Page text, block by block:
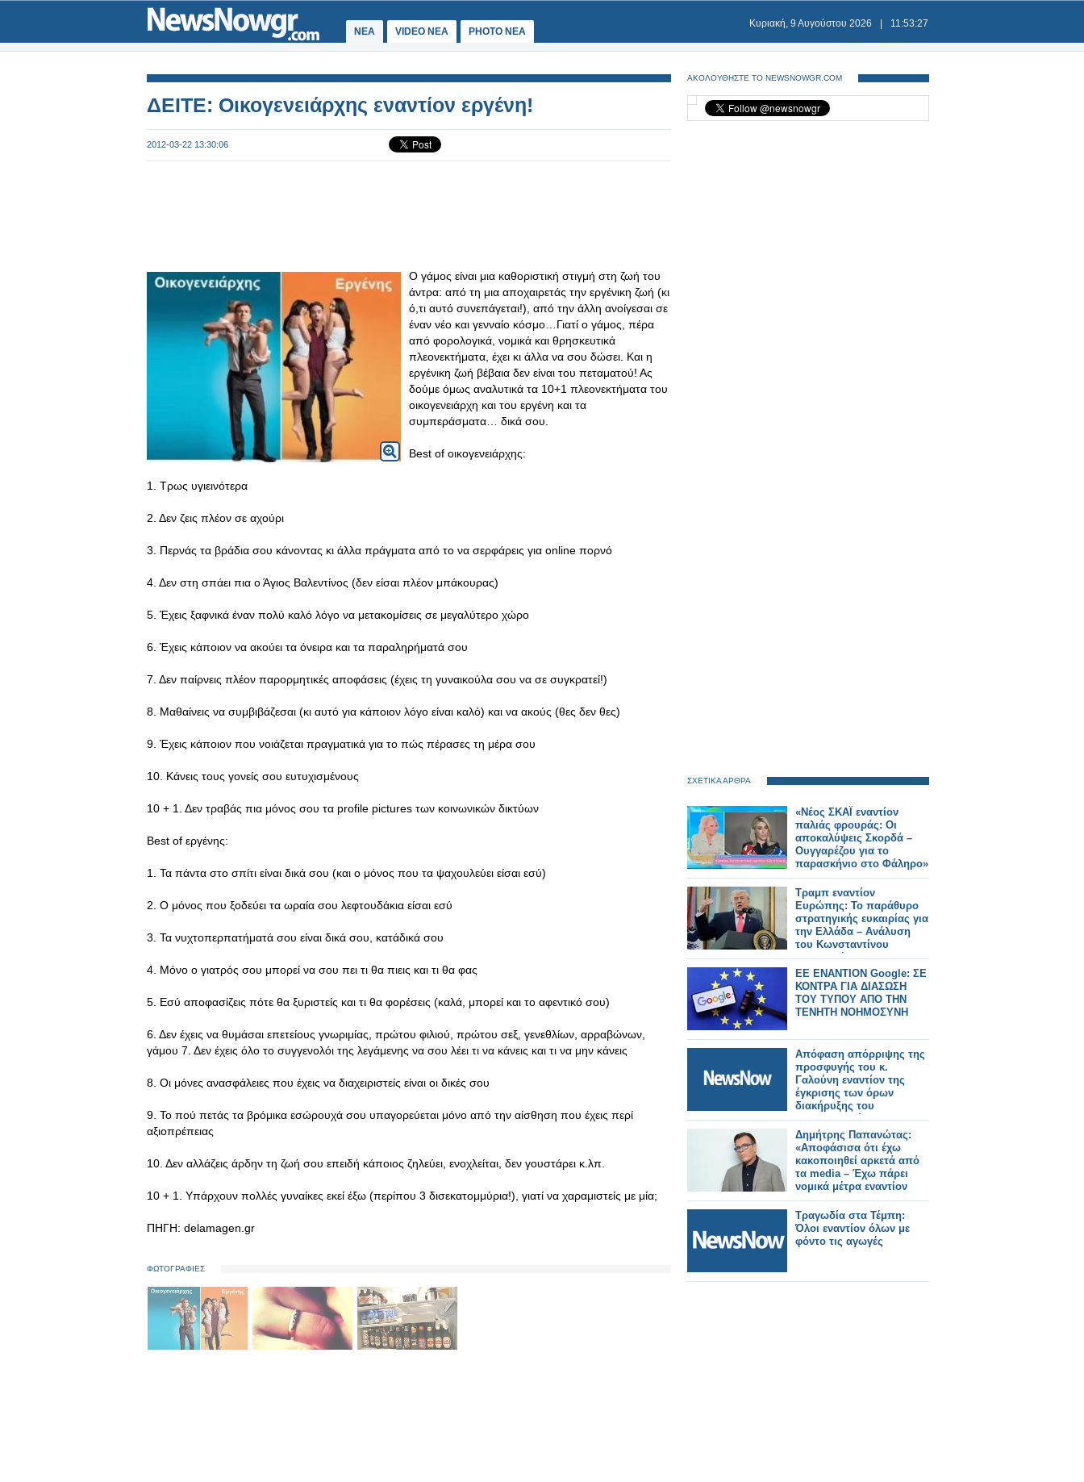
ΝΕΑ VIDEO NEA PHOTO NEA
Κυριακή, 9 Αυγούστου 2026 11:53:28
ΔΕΙΤΕ: Οικογενειάρχης εναντίον εργένη!
2012-03-22 13:30:06
Ο γάμος είναι μια καθοριστική στιγμή στη ζωή του
άντρα: από τη μια αποχαιρετάς την εργένικη ζωή (κι
ό,τι αυτό συνεπάγεται!), από την άλλη ανοίγεσαι σε
έναν νέο και γενναίο κόσμο…Γιατί ο γάμος, πέρα
από φορολογικά, νομικά και θρησκευτικά
πλεονεκτήματα, έχει κι άλλα να σου δώσει. Και η
εργένικη ζωή βέβαια δεν είναι του πεταματού! Ας
δούμε όμως αναλυτικά τα 10+1 πλεονεκτήματα του
οικογενειάρχη και του εργένη και τα
συμπεράσματα… δικά σου.
Best of oικογενειάρχης:
1. Τρως υγιεινότερα
2. Δεν ζεις πλέον σε αχούρι
3. Περνάς τα βράδια σου κάνοντας κι άλλα πράγματα από το να σερφάρεις για online πορνό
4. Δεν στη σπάει πια ο Άγιος Βαλεντίνος (δεν είσαι πλέον μπάκουρας)
5. Έχεις ξαφνικά έναν πολύ καλό λόγο να μετακομίσεις σε μεγαλύτερο χώρο
6. Έχεις κάποιον να ακούει τα όνειρα και τα παραληρήματά σου
7. Δεν παίρνεις πλέον παρορμητικές αποφάσεις (έχεις τη γυναικούλα σου να σε συγκρατεί!)
8. Μαθαίνεις να συμβιβάζεσαι (κι αυτό για κάποιον λόγο είναι καλό) και να ακούς (θες δεν θες)
9. Έχεις κάποιον που νοιάζεται πραγματικά για το πώς πέρασες τη μέρα σου
10. Κάνεις τους γονείς σου ευτυχισμένους
10 + 1. Δεν τραβάς πια μόνος σου τα profile pictures των κοινωνικών δικτύων
Βest of εργένης:
1. Τα πάντα στο σπίτι είναι δικά σου (και ο μόνος που τα ψαχουλεύει είσαι εσύ)
2. Ο μόνος που ξοδεύει τα ωραία σου λεφτουδάκια είσαι εσύ
3. Τα νυχτοπερπατήματά σου είναι δικά σου, κατάδικά σου
4. Μόνο ο γιατρός σου μπορεί να σου πει τι θα πιεις και τι θα φας
5. Εσύ αποφασίζεις πότε θα ξυριστείς και τι θα φορέσεις (καλά, μπορεί και το αφεντικό σου)
6. Δεν έχεις να θυμάσαι επετείους γνωριμίας, πρώτου φιλιού, πρώτου σεξ, γενεθλίων, αρραβώνων,
γάμου 7. Δεν έχεις όλο το συγγενολόι της λεγάμενης να σου λέει τι να κάνεις και τι να μην κάνεις
8. Οι μόνες ανασφάλειες που έχεις να διαχειριστείς είναι οι δικές σου
9. Το πού πετάς τα βρόμικα εσώρουχά σου υπαγορεύεται μόνο από την αίσθηση που έχεις περί
αξιοπρέπειας
10. Δεν αλλάζεις άρδην τη ζωή σου επειδή κάποιος ζηλεύει, ενοχλείται, δεν γουστάρει κ.λπ.
10 + 1. Υπάρχουν πολλές γυναίκες εκεί έξω (περίπου 3 δισεκατομμύρια!), γιατί να χαραμιστείς με μία;
ΠΗΓΗ: delamagen.gr
ΦΩΤΟΓΡΑΦΙΕΣ
ΑΚΟΛΟΥΘΗΣΤΕ ΤΟ NEWSNOWGR.COM
ΣΧΕΤΙΚΑ ΑΡΘΡΑ
«Νέος ΣΚΑΪ εναντίον
παλιάς φρουράς: Οι
αποκαλύψεις Σκορδά –
Ουγγαρέζου για το
παρασκήνιο στο Φάληρο»
Τραμπ εναντίον
Ευρώπης: Το παράθυρο
στρατηγικής ευκαιρίας για
την Ελλάδα – Ανάλυση
του Κωνσταντίνου
Μπαλωμένου
EE ΕΝΑΝΤΙΟΝ Google: ΣΕ
ΚΟΝΤΡΑ ΓΙΑ ΔΙΑΣΩΣΗ
ΤΟΥ ΤΥΠΟΥ ΑΠΟ ΤΗΝ
ΤΕΝΗΤΗ ΝΟΗΜΟΣΥΝΗ
Απόφαση απόρριψης της
προσφυγής του κ.
Γαλούνη εναντίον της
έγκρισης των όρων
διακήρυξης του
ηλεκτρονικού
διαγωνισμού, του
μεγάλου αναπτυξιακού
έργου της μαρίνας
Αστακού,
προϋπολογισμού 1,8
εκατομμυρίων ευρώ
Δημήτρης Παπανώτας:
«Αποφάσισα ότι έχω
κακοποιηθεί αρκετά από
τα media – Έχω πάρει
νομικά μέτρα εναντίον
τους»
Τραγωδία στα Τέμπη:
Όλοι εναντίον όλων με
φόντο τις αγωγές